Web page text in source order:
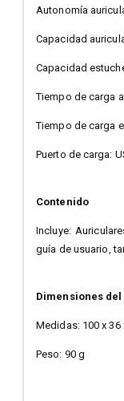
Autonomía
Capacidad
Capacidad
Tiempo de carga
Tiempo de carga
Puerto de carga:
Contenido
Incluye:
guía de usuario,
Dimensiones del
Medidas: 100 x 36
Peso: 90 g